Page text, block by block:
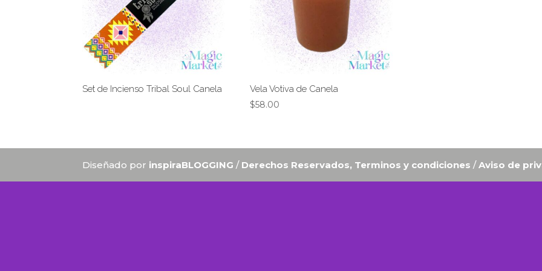
Set de Incienso Tribal Soul Canela
Vela Votiva de Canela
$58.00
Diseñado por inspiraBLOGGING / Derechos Reservados, Terminos y condiciones /Aviso de